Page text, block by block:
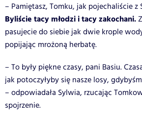
– Pamiętasz, Tomku, jak pojechaliście z
Byliście tacy młodzi i tacy zakochani.
pasujecie do siebie jak dwie krople
popijając mrożoną herbatę.
– To były piękne czasy, pani Basiu.
jak potoczyłyby się nasze losy,
– odpowiadała Sylwia, rzucając
spojrzenie.